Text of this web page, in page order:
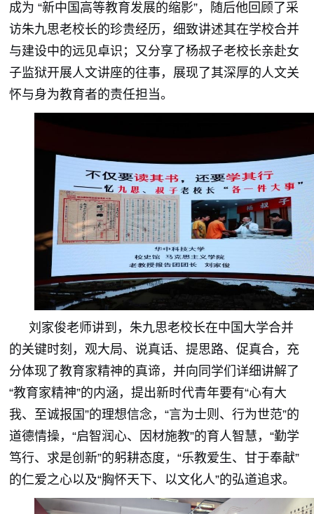
成为 “新中国高等教育发展的缩影”，随后他回顾了采
访朱九思老校长的珍贵经历，细致讲述其在学校合并
与建设中的远见卓识；又分享了杨叔子老校长亲赴女
子监狱开展人文讲座的往事，展现了其深厚的人文关
怀与身为教育者的责任担当。
刘家俊老师讲到，朱九思老校长在中国大学合并
的关键时刻，观大局、说真话、提思路、促真合，充
分体现了教育家精神的真谛，并向同学们详细讲解了
“教育家精神”的内涵，提出新时代青年要有“心有大
我、至诚报国”的理想信念，“言为士则、行为世范”的
道德情操，“启智润心、因材施教”的育人智慧，“勤学
笃行、求是创新”的躬耕态度，“乐教爱生、甘于奉献”
的仁爱之心以及“胸怀天下、以文化人”的弘道追求。